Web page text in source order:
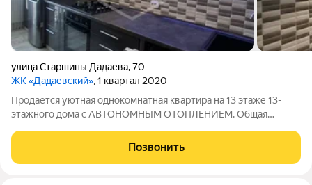
улица Старшины Дадаева,70
ЖК «Дадаевский», 1 квартал 2020
Продается уютная однокомнатная квартира на 13 этаже 13-
этажного дома с АВТОНОМНЫМ ОТОПЛЕНИЕМ. Общая
Год постройки 2020. Жилая - 17.6 кв.м Кухня - 11 кв.м Коридор -
4.5 кв.м Санузел - 4.3 кв.м
Позвонить